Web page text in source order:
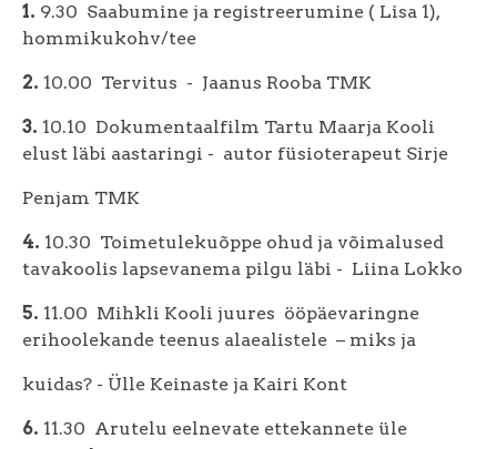
1. 9.30 Saabumine ja registreerumine ( Lisa 1),
hommikukohv/tee
2. 10.00 Tervitus - Jaanus Rooba TMK
3. 10.10 Dokumentaalfilm Tartu Maarja Kooli
elust läbi aastaringi - autor füsioterapeut Sirje
Penjam TMK
4. 10.30 Toimetulekuõppe ohud ja võimalused
tavakoolis lapsevanema pilgu läbi - Liina Lokko
5. 11.00 Mihkli Kooli juures ööpäevaringne
erihoolekande teenus alaealistele – miks ja
kuidas? - Ülle Keinaste ja Kairi Kont
6. 11.30 Arutelu eelnevate ettekannete üle